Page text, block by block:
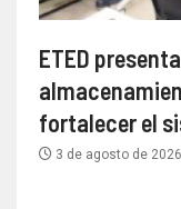
ETED
fortalecer el
3 de agosto de 2026